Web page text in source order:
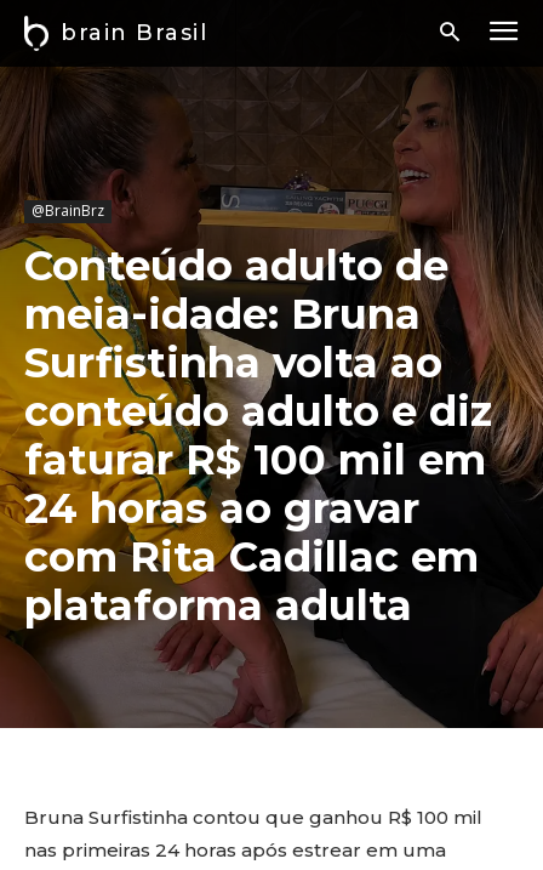
brain Brasil
@BrainBrz
Conteúdo adulto de
meia-idade: Bruna
Surfistinha volta ao
conteúdo adulto e diz
faturar R$ 100 mil em
24 horas ao gravar
com Rita Cadillac em
plataforma adulta
Bruna Surfistinha contou que ganhou R$ 100 mil
nas primeiras 24 horas após estrear em uma